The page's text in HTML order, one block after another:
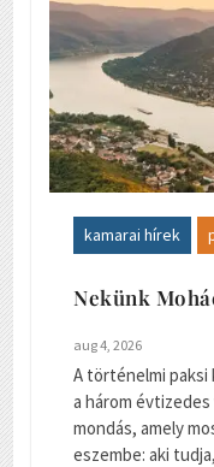
kamarai hírek
Nekünk
aug 4, 2026
A történelmi paksi
a három
mondás, amely
eszembe: aki